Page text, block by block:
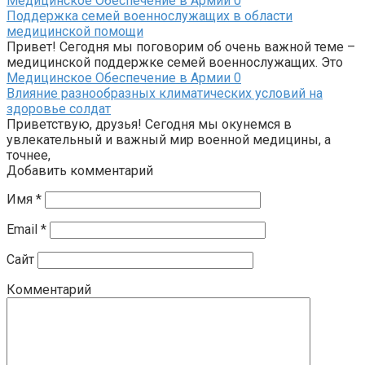
Поддержка семей военнослужащих в области
медицинской помощи
Привет! Сегодня мы поговорим об очень важной теме –
медицинской поддержке семей военнослужащих. Это
Медицинское Обеспечение в Армии 0
Влияние разнообразных климатических условий на
здоровье солдат
Приветствую, друзья! Сегодня мы окунемся в
увлекательный и важный мир военной медицины, а
точнее,
Добавить комментарий
Имя *
Email *
Сайт
Комментарий